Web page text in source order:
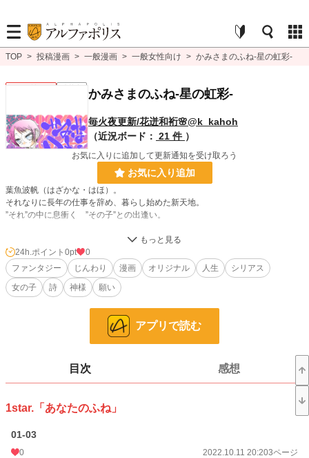
TOP > 投稿漫画 > 一般漫画 > 一般女性向け > かみさまのふね-星の虹彩-
かみさまのふね-星の虹彩-
毎火夜更新/花迸和裄🌸@k_kahoh
（近況ボード： 21 件 ）
お気に入りに追加して更新通知を受け取ろう
お気に入り追加
葉魚波帆（はざかな・はほ）。
それなりに長年の仕事を辞め、暮らし始めた新天地。
”それ”の中に息衝く ”その子”との出逢い。
人が強く想う対象には、何か宿るものがあるのかも知れません。
波帆と”かほうちゃん”の日々を
ゆっくりと描き重ねます。
舞台装置としての”端末遊具”がまず何であるのかに躓いてしまうとのご指摘あり
劇中加筆修正に併せ、こちらでも補足を少し。
アバターを作成し、役者/歌手/ダンス等擬似的な芸能表現活動体験を楽しめる街
数値としてスコアや累積に伴うレベル表示もあり、ゲーム内通貨でアイテム購入
も可能。
メディアミックスもあり幅広いプレイヤーに支えられている。
24h.ポイント 0pt
0
ファンタジー
じんわり 漫画 オリジナル 人生
シリアス
女の子
詩 神様 願い
アプリで読む
目次 感想
1star.「あなたのふね」
01-03
0 2022.10.11 20:203ページ